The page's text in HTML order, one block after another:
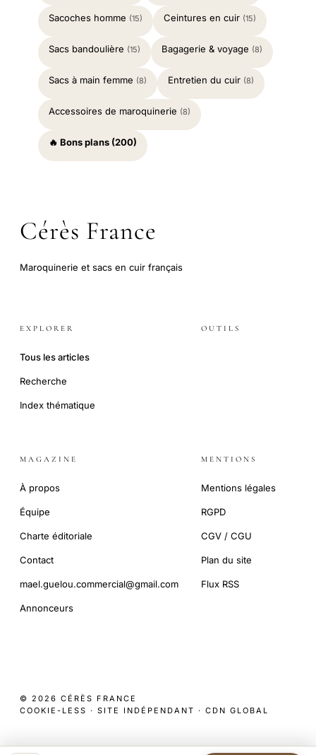
Sacoches homme (15) Ceintures en cuir (15)
Sacs bandoulière (15) Bagagerie & voyage (8)
Sacs à main femme (8) Entretien du cuir (8)
Accessoires de maroquinerie (8)
🔥 Bons plans (200)
Cérès France
Maroquinerie et sacs en cuir français
EXPLORER
Tous les articles
Recherche
Index thématique
OUTILS
MAGAZINE
À propos
Équipe
Charte éditoriale
Contact
mael.guelou.commercial@gmail.com
Annonceurs
MENTIONS
Mentions légales
RGPD
CGV / CGU
Plan du site
Flux RSS
© 2026 CÉRÈS FRANCE
COOKIE-LESS · SITE INDÉPENDANT · CDN GLOBAL